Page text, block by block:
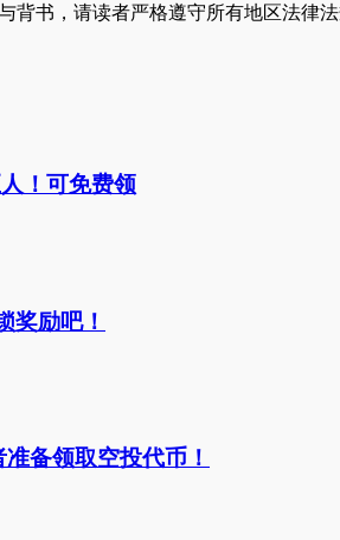
书，请读者严格遵守所有地区法律
！可免费领
奖励吧！
备领取空投代币！